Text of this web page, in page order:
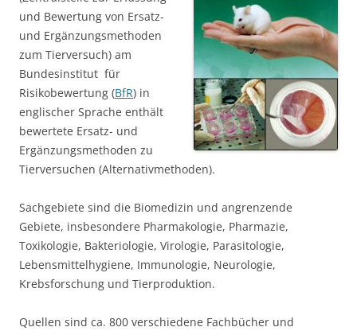
und Bewertung von Ersatz-
und Ergänzungsmethoden
zum Tierversuch) am
Bundesinstitut für
Risikobewertung (BfR) in
englischer Sprache enthält
bewertete Ersatz- und
Ergänzungsmethoden zu
Tierversuchen (Alternativmethoden).
Sachgebiete sind die Biomedizin und angrenzende
Gebiete, insbesondere Pharmakologie, Pharmazie,
Toxikologie, Bakteriologie, Virologie, Parasitologie,
Lebensmittelhygiene, Immunologie, Neurologie,
Krebsforschung und Tierproduktion.
Quellen sind ca. 800 verschiedene Fachbücher und